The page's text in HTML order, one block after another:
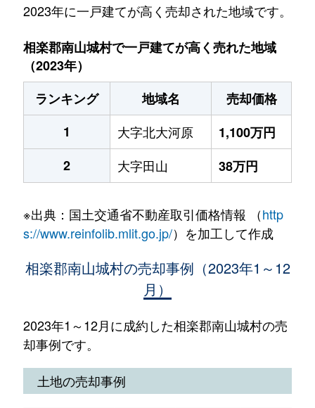
2023年に一戸建てが高く売却された地域です。
相楽郡南山城村で一戸建てが高く売れた地域
（2023年）
ランキング
地域名
売却価格
1
大字北大河原
1,100万円
2
大字田山 38万円
※出典：国土交通省不動産取引価格情報 （http
s://www.reinfolib.mlit.go.jp/）を加工して作成
相楽郡南山城村の売却事例（2023年1～12
月）
2023年1～12月に成約した相楽郡南山城村の売
却事例です。
土地の売却事例